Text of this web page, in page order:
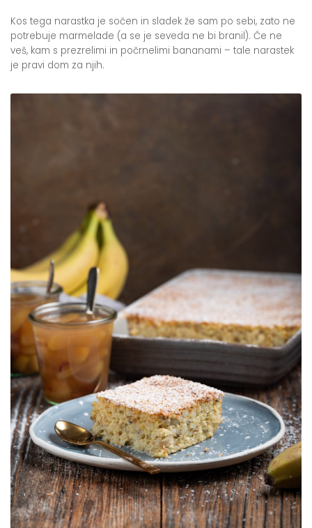
Kos tega narastka je sočen in sladek že sam po sebi, zato ne
potrebuje marmelade (a se je seveda ne bi branil). Če ne
veš, kam s prezrelimi in počrnelimi bananami – tale narastek
je pravi dom za njih.